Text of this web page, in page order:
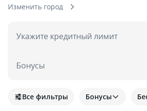
Изменить город
Укажите кредитный лимит
Бонусы
Все фильтры Бонусы